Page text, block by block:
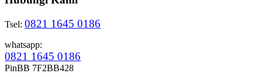
Tsel: 0821 1645 0186
whatsapp:
0821 1645 0186
PinBB 7F2BB428